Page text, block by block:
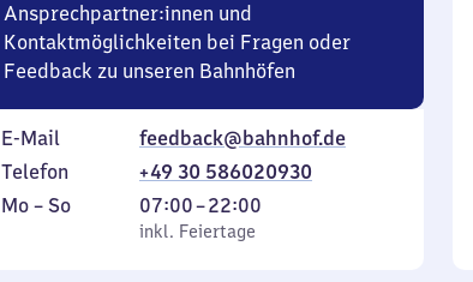
Ansprechpartner:innen und
Kontaktmöglichkeiten bei Fragen oder
Feedback zu unseren Bahnhöfen
E-Mail
feedback@bahnhof.de
Telefon
+49 30 586020930
Montag
Mo – So,
inkl. Feiertage
07:00–22:00
Von
7
inkl. Feiertage